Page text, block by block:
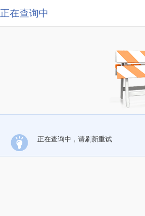
正在查询中
正在查询中，请刷新重试